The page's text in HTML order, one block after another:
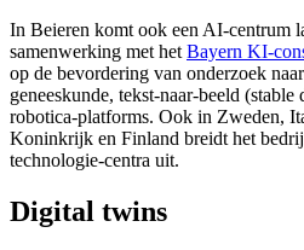
In Beieren komt ook een AI-centrum
samenwerking met het Bayern KI-
op de bevordering van onderzoek
geneeskunde, tekst-naar-beeld
robotica-platforms. Ook in Zweden,
Koninkrijk en Finland breidt het
technologie-centra uit.
Digital twins